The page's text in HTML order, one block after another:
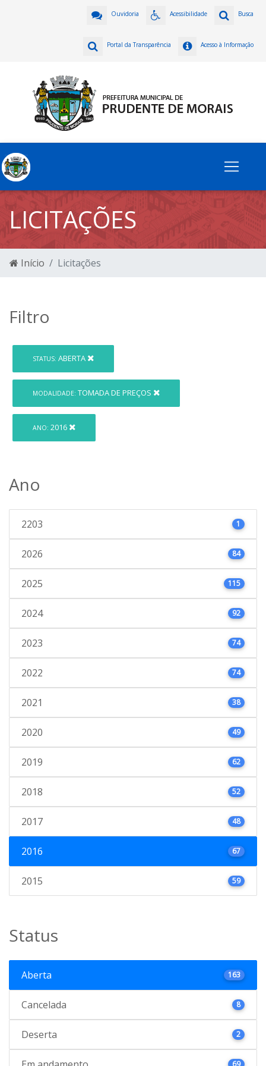
Busca
Acessibilidade
Ouvidoria
Acesso à Informação
Portal da Transparência
LICITAÇÕES
Início Licitações
Filtro
STATUS: ABERTA
MODALIDADE: TOMADA DE PREÇOS
ANO: 2016
Ano
2203 1
2026 84
2025 115
2024 92
2023 74
2022 74
2021 38
2020 49
2019 62
2018 52
2017 48
2016 67
2015 59
Status
Aberta 163
Cancelada 8
Deserta 2
69